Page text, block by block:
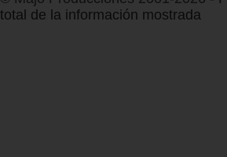
total de la información mostrada